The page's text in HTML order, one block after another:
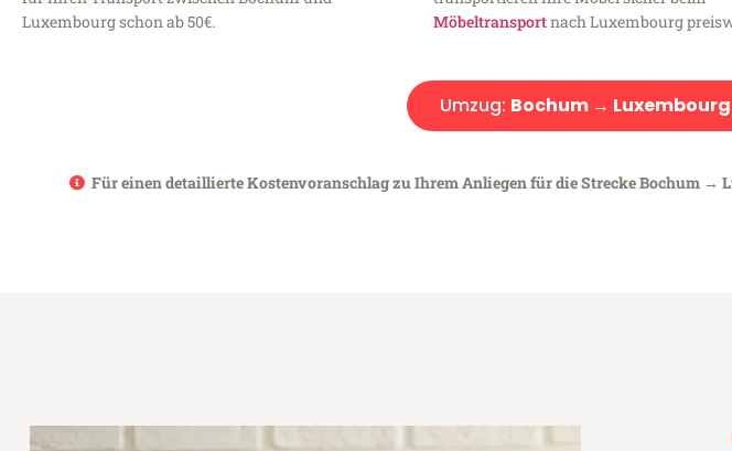
Luxembourg schon ab 50€.
Möbeltransportnach Luxembourg
Umzug: Bochum → Luxembourg
Für einen detaillierte Kostenvoranschlag zu Ihrem Anliegen für die Strecke Bochum →